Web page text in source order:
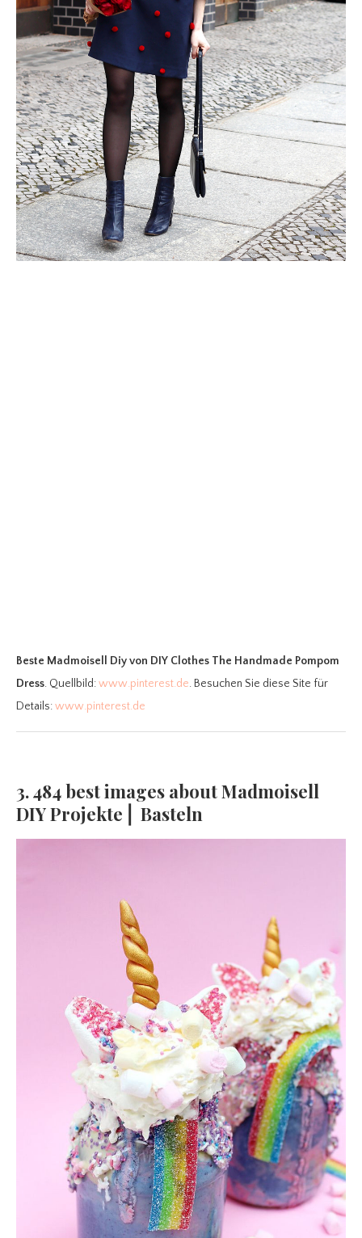
Beste Madmoisell Diyvon DIY Clothes The Handmade Pompom
Dress. Quellbild:www.pinterest.de. Besuchen Sie diese Site für
Details:www.pinterest.de
3. 484 best images about Madmoisell
DIY Projekte⎪ Basteln